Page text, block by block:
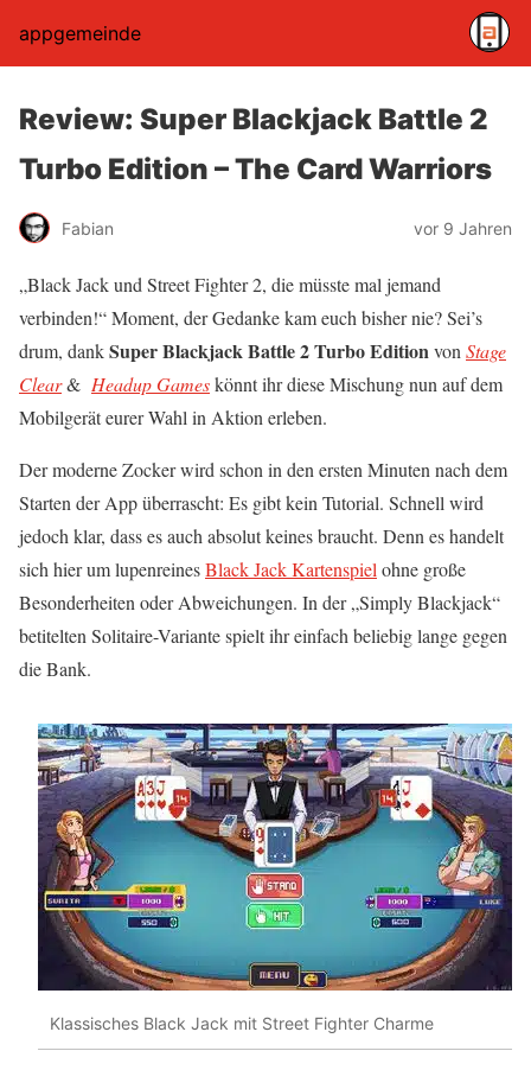
appgemeinde
Review: Super Blackjack Battle 2
Turbo Edition – The Card Warriors
Fabian vor 9 Jahren
„Black Jack und Street Fighter 2, die müsste mal jemand
verbinden!“ Moment, der Gedanke kam euch bisher nie? Sei’s
drum, dankSuper Blackjack Battle 2 Turbo Editionvon Stage
Clear& Headup Gameskönnt ihr diese Mischung nun auf dem
Mobilgerät eurer Wahl in Aktion erleben.
Der moderne Zocker wird schon in den ersten Minuten nach dem
Starten der App überrascht: Es gibt kein Tutorial. Schnell wird
jedoch klar, dass es auch absolut keines braucht. Denn es handelt
sich hier um lupenreinesBlack Jack Kartenspiel ohne große
Besonderheiten oder Abweichungen. In der „Simply Blackjack“
betitelten Solitaire-Variante spielt ihr einfach beliebig lange gegen
die Bank.
Klassisches Black Jack mit Street Fighter Charme